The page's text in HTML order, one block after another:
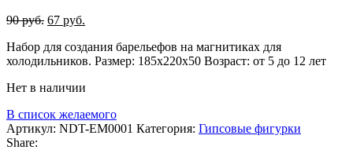
90руб. Первоначальная
составляла
90 руб..
67 руб.
67 руб..
Набор для создания барельефов на магнитиках для
холодильников. Размер: 185x220x50 Возраст: от 5 до 12 лет
Нет в наличии
В список желаемого
Артикул: NDT-EM0001 Категория: Гипсовые фигурки
Share: